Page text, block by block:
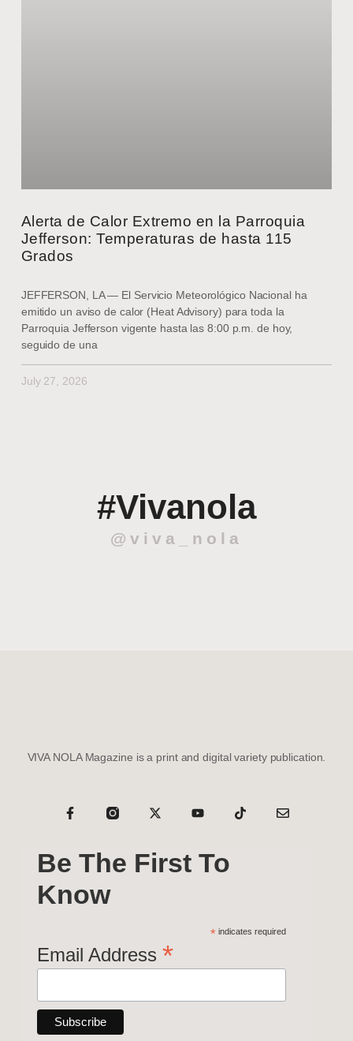
Alerta de Calor Extremo en la Parroquia
Jefferson: Temperaturas de hasta 115
Grados
JEFFERSON, LA — El Servicio Meteorológico Nacional ha
emitido un aviso de calor (Heat Advisory) para toda la
Parroquia Jefferson vigente hasta las 8:00 p.m. de hoy,
seguido de una
July 27, 2026
#Vivanola
@viva_nola
VIVA NOLA Magazine is a print and digital variety publication.
Be The First To
Know
* indicates required
Email Address *